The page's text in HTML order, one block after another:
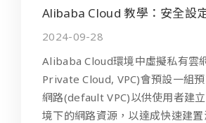
Alibaba Cloud 教學：安全設
2024-09-28
Alibaba Cloud環境中虛擬私有雲
Private Cloud, VPC)會預設一組
網路(default VPC)以供使用者建
境下的網路資源，以達成快速建